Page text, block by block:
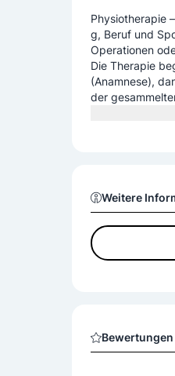
Physiotherapie
g, Beruf und
Operationen
Die Therapie
(Anamnese),
der
owohl aktive
Weitere
Bewertungen